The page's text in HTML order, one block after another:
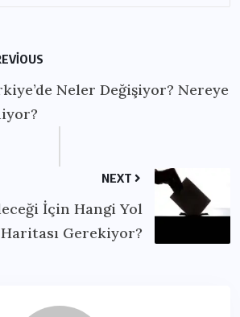
Neler Değişiyor? Nereye
NEXT
İçin Hangi Yol
Haritası Gerekiyor?